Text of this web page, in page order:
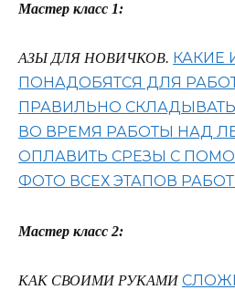
Мастер класс 1:
АЗЫ ДЛЯ НОВИЧКОВ. КАКИЕ
ПОНАДОБЯТСЯ ДЛЯ
ПРАВИЛЬНО СКЛАДЫВАТЬ
ВО ВРЕМЯ РАБОТЫ НАД
ОПЛАВИТЬ СРЕЗЫ С
ФОТО ВСЕХ ЭТАПОВ
Мастер класс 2:
КАК СВОИМИ РУКАМИ